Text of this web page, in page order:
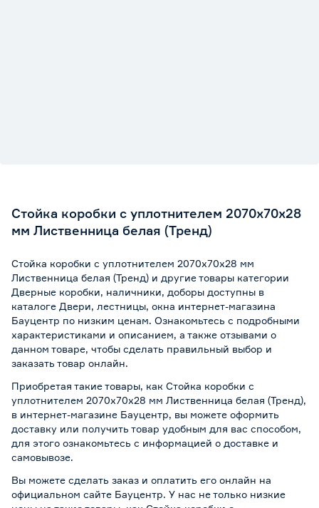
Стойка коробки с уплотнителем 2070х70х28
мм Лиственница белая (Тренд)
Стойка коробки с уплотнителем 2070х70х28 мм
Лиственница белая (Тренд) и другие товары категории
Дверные коробки, наличники, доборы доступны в
каталоге Двери, лестницы, окна интернет-магазина
Бауцентр по низким ценам. Ознакомьтесь с подробными
характеристиками и описанием, а также отзывами о
данном товаре, чтобы сделать правильный выбор и
заказать товар онлайн.
Приобретая такие товары, как Стойка коробки с
уплотнителем 2070х70х28 мм Лиственница белая (Тренд),
в интернет-магазине Бауцентр, вы можете оформить
доставку или получить товар удобным для вас способом,
для этого ознакомьтесь с информацией о доставке и
самовывозе.
Вы можете сделать заказ и оплатить его онлайн на
официальном сайте Бауцентр. У нас не только низкие